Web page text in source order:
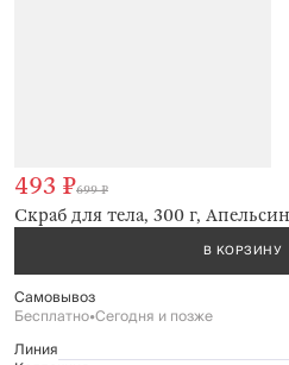
Скраб для тела, 300 г,
493 ₽699 ₽
В КОРЗИНУ
Самовывоз
Бесплатно•Сегодня и позже
Линия